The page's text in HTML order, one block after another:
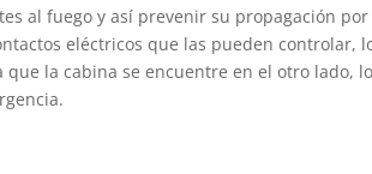
al fuego y así prevenir su propagación
eléctricos que las pueden controlar,
la cabina se encuentre en el otro lado,